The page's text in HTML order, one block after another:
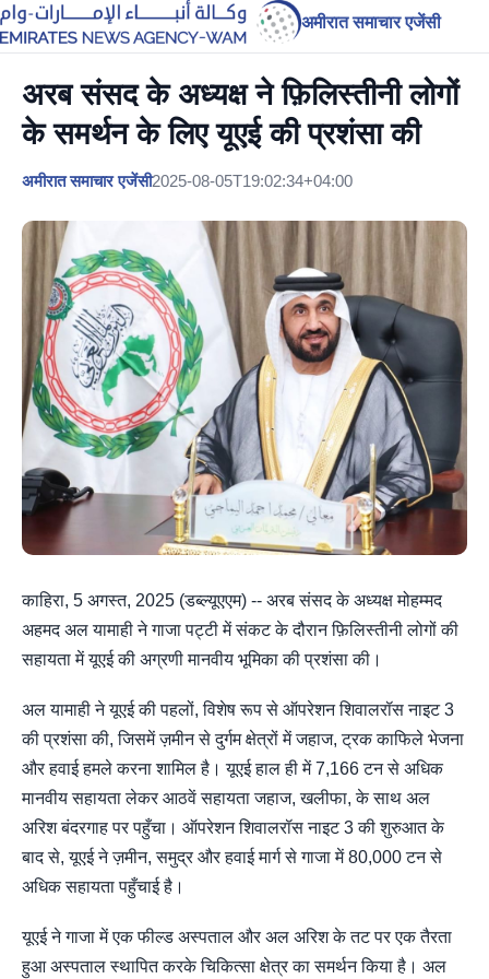
अमीरात समाचार एजेंसी
अरब संसद के अध्यक्ष ने फ़िलिस्तीनी लोगों
के समर्थन के लिए यूएई की प्रशंसा की
अमीरात समाचार एजेंसी2025-08-05T19:02:34+04:00
काहिरा, 5 अगस्त, 2025 (डब्ल्यूएएम) -- अरब संसद के अध्यक्ष मोहम्मद
अहमद अल यामाही ने गाजा पट्टी में संकट के दौरान फ़िलिस्तीनी लोगों की
सहायता में यूएई की अग्रणी मानवीय भूमिका की प्रशंसा की।
अल यामाही ने यूएई की पहलों, विशेष रूप से ऑपरेशन शिवालरॉस नाइट 3
की प्रशंसा की, जिसमें ज़मीन से दुर्गम क्षेत्रों में जहाज, ट्रक काफिले भेजना
और हवाई हमले करना शामिल है। यूएई हाल ही में 7,166 टन से अधिक
मानवीय सहायता लेकर आठवें सहायता जहाज, खलीफा, के साथ अल
अरिश बंदरगाह पर पहुँचा। ऑपरेशन शिवालरॉस नाइट 3 की शुरुआत के
बाद से, यूएई ने ज़मीन, समुद्र और हवाई मार्ग से गाजा में 80,000 टन से
अधिक सहायता पहुँचाई है।
यूएई ने गाजा में एक फील्ड अस्पताल और अल अरिश के तट पर एक तैरता
हुआ अस्पताल स्थापित करके चिकित्सा क्षेत्र का समर्थन किया है। अल